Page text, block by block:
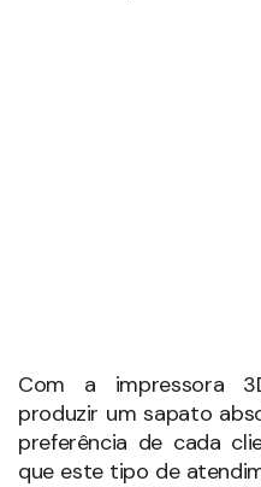
implementar conforto
pelo preço médio de
serviço é feito On
semanas para ficar